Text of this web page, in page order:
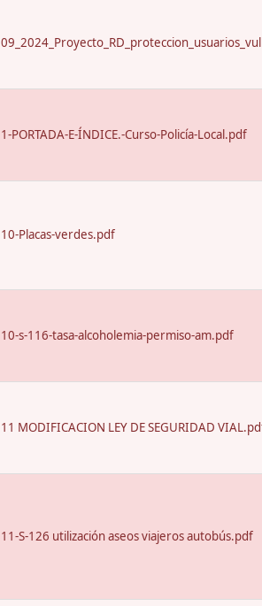
1-PORTADA-E-ÍNDICE.-Curso-Policía-Local.pdf
10-Placas-verdes.pdf
10-s-116-tasa-alcoholemia-permiso-am.pdf
11 MODIFICACION LEY DE SEGURIDAD
11-S-126 utilización aseos viajeros autobús.pdf